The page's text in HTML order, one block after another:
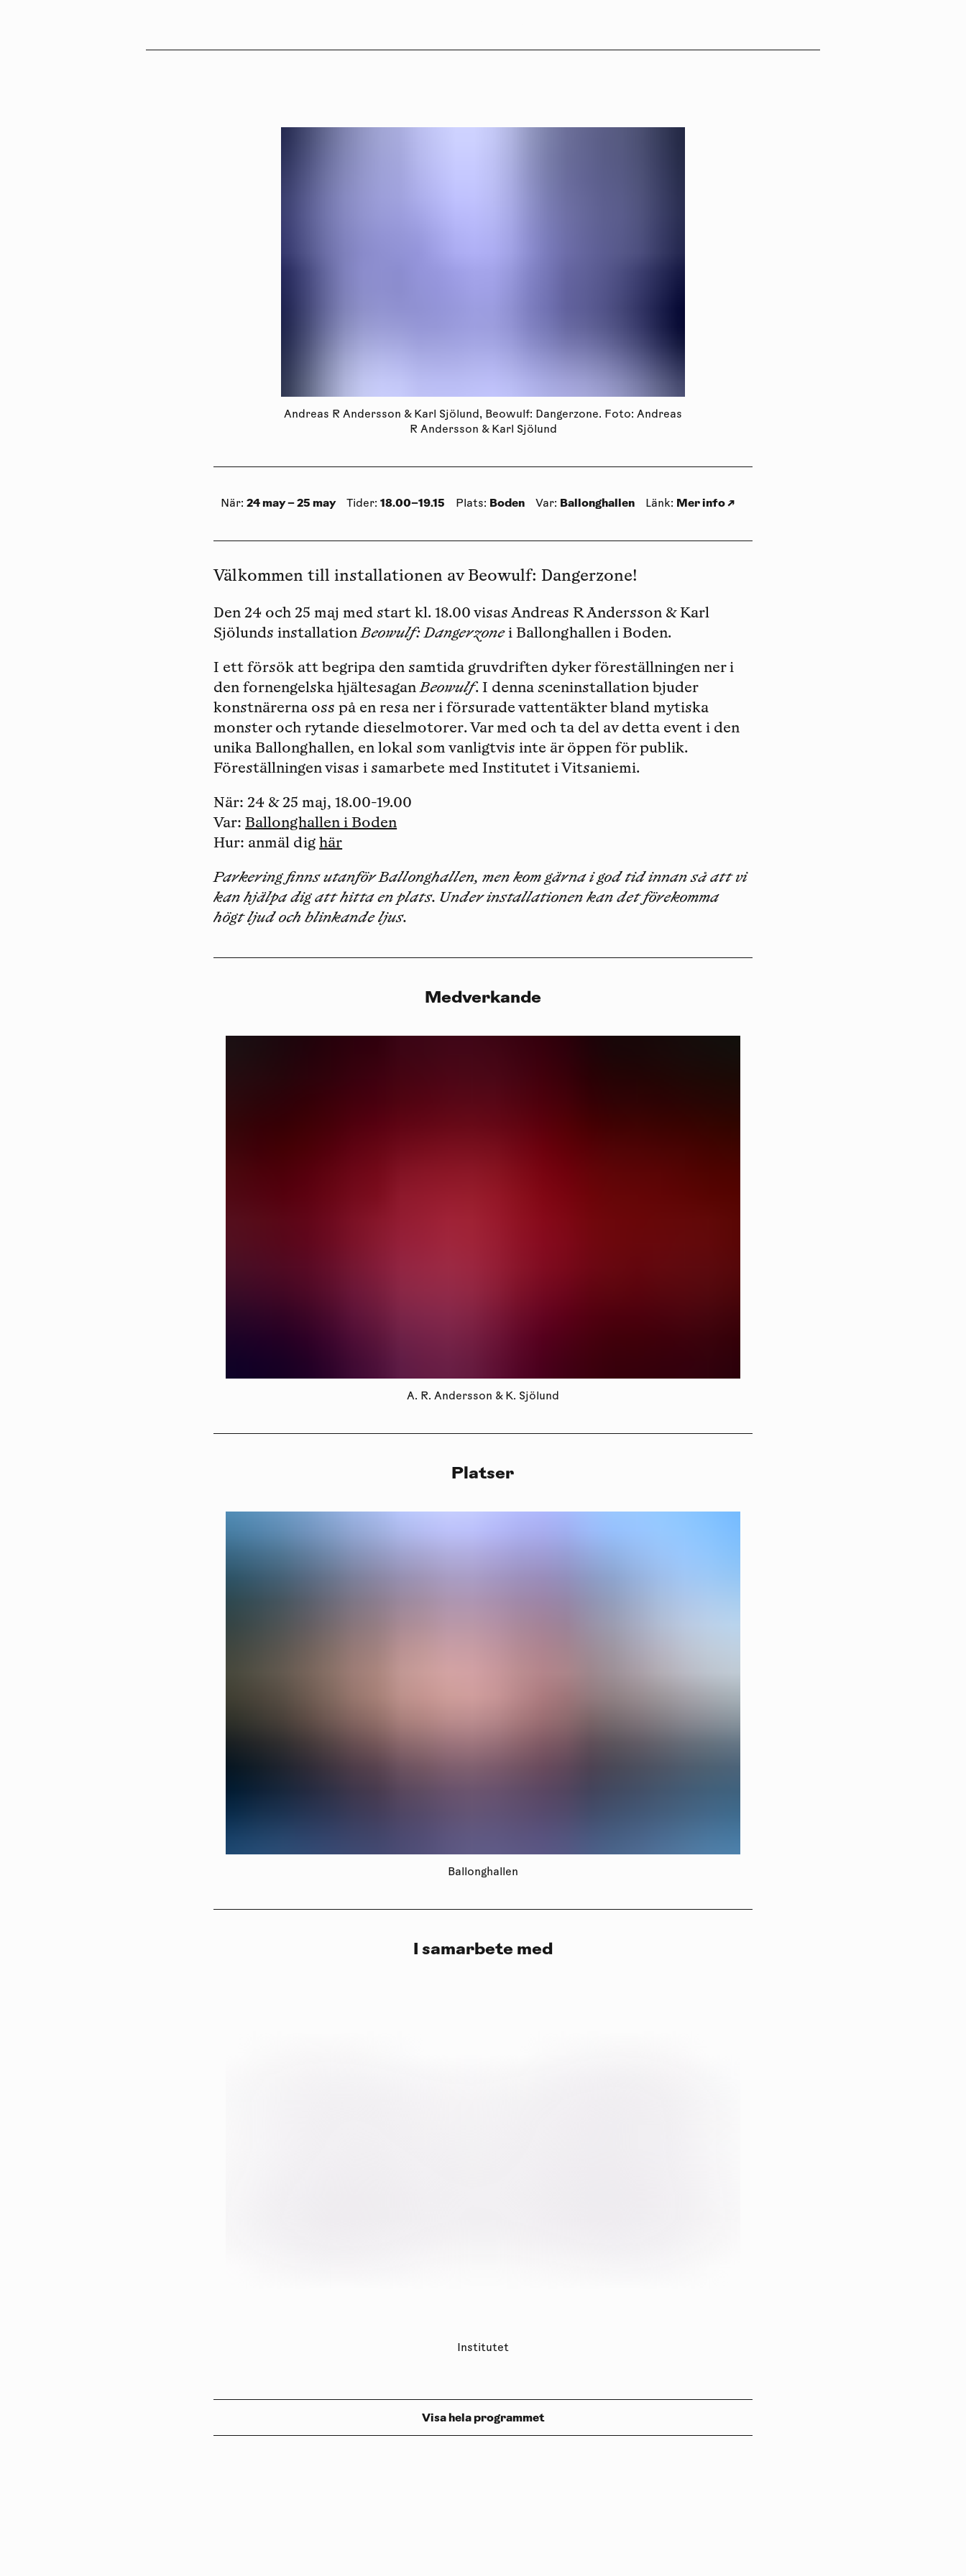
Andreas R Andersson & Karl Sjölund, Beowulf: Dangerzone. Foto: Andreas
R Andersson & Karl Sjölund
När: 24 may – 25 may Tider: 18.00–19.15 Plats: Boden Var: Ballonghallen Länk: Mer info↗
Välkommen till installationen av Beowulf: Dangerzone!
Den 24 och 25 maj med start kl. 18.00 visasAndreas R Andersson &Karl
Sjölunds installationBeowulf: Dangerzonei Ballonghallen i Boden.
I ett försök att begripa den samtida gruvdriften dyker föreställningen ner i
den fornengelska hjältesaganBeowulf. I denna sceninstallation bjuder
konstnärerna oss på en resa ner i försurade vattentäkter bland mytiska
monster och rytande dieselmotorer. Var med och ta del av detta event i den
unika Ballonghallen, en lokal som vanligtvis inte är öppen för publik.
Föreställningen visas i samarbete med Institutet i Vitsaniemi.
När: 24 & 25 maj, 18.00-19.00
Var:Ballonghallen i Boden
Hur: anmäl dighär
Parkering finns utanför Ballonghallen, men kom gärna i god tid innan så att vi
kan hjälpa dig att hitta en plats. Under installationen kan det förekomma
högt ljud och blinkande ljus.
Medverkande
A. R. Andersson & K. Sjölund
Platser
Ballonghallen
I samarbete med
Institutet
Visa hela programmet